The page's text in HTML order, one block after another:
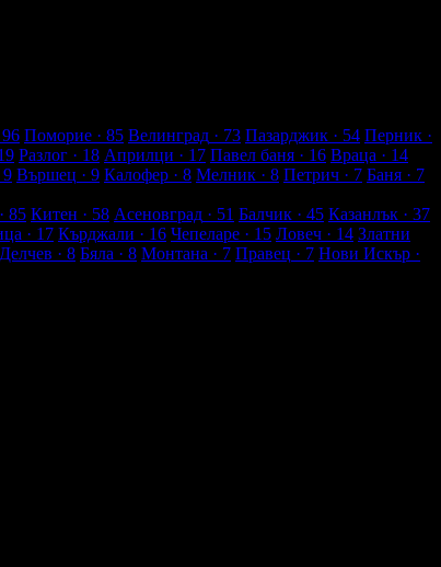
96 Поморие · 85 Велинград · 73 Пазарджик · 54 Перник ·
Разлог · 18 Априлци · 17 Павел баня · 16 Враца · 14
9 Вършец · 9 Калофер · 8 Мелник · 8 Петрич · 7 Баня · 7
· 85 Китен · 58 Асеновград · 51 Балчик · 45 Казанлък · 37
· 17 Кърджали · 16 Чепеларе · 15 Ловеч · 14 Златни
· 8 Бяла · 8 Монтана · 7 Правец · 7 Нови Искър ·